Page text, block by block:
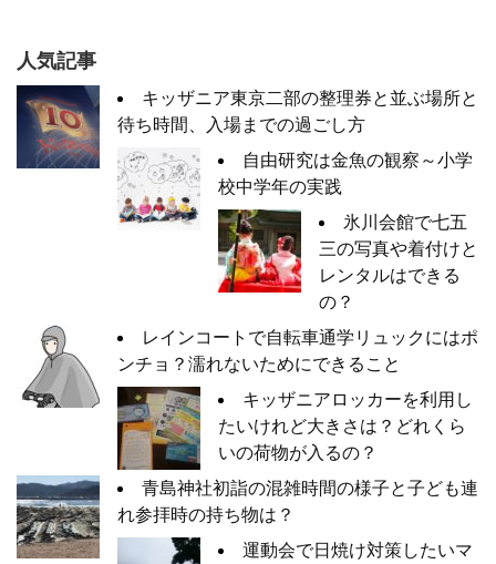
人気記事
キッザニア東京二部の整理券と並ぶ場所と
待ち時間、入場までの過ごし方
自由研究は金魚の観察～小学
校中学年の実践
氷川会館で七五
三の写真や着付けと
レンタルはできる
の？
レインコートで自転車通学リュックにはポ
ンチョ？濡れないためにできること
キッザニアロッカーを利用し
たいけれど大きさは？どれくら
いの荷物が入るの？
青島神社初詣の混雑時間の様子と子ども連
れ参拝時の持ち物は？
運動会で日焼け対策したいマ